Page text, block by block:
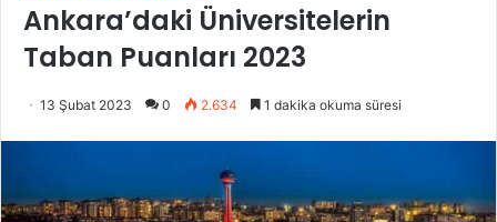
Ankara’daki Üniversitelerin
Taban Puanları 2023
13 Şubat 2023 0 2.634 1 dakika okuma süresi